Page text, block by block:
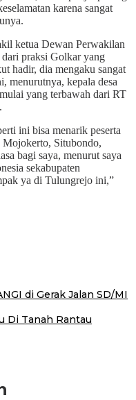
karena sangat
ketua Dewan Perwakilan
praksi Golkar yang
hadir, dia mengaku sangat
menurutnya, kepala desa
yang terbawah dari RT
ini bisa menarik peserta
Mojokerto, Situbondo,
bagi saya, menurut saya
sekabupaten
ya di Tulungrejo ini,”
di Gerak Jalan SD/MI
Di Tanah Rantau